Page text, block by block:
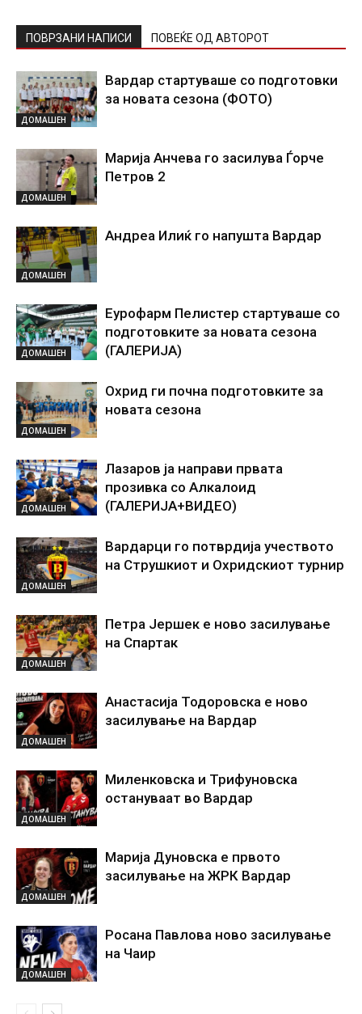
ПОВРЗАНИ НАПИСИ ПОВЕЌЕ ОД АВТОРОТ
ДОМАШЕН
Вардар стартуваше со подготовки
за новата сезона (ФОТО)
ДОМАШЕН
Марија Анчева го засилува Ѓорче
Петров 2
ДОМАШЕН
Андреа Илиќ го напушта Вардар
ДОМАШЕН
Еурофарм Пелистер стартуваше со
подготовките за новата сезона
(ГАЛЕРИЈА)
ДОМАШЕН
Охрид ги почна подготовките за
новата сезона
ДОМАШЕН
Лазаров ја направи првата
прозивка со Алкалоид
(ГАЛЕРИЈА+ВИДЕО)
ДОМАШЕН
Вардарци го потврдија учеството
на Струшкиот и Охридскиот турнир
ДОМАШЕН
Петра Јершек е ново засилување
на Спартак
ДОМАШЕН
Анастасија Тодоровска е ново
засилување на Вардар
ДОМАШЕН
Миленковска и Трифуновска
остануваат во Вардар
ДОМАШЕН
Марија Дуновска е првото
засилување на ЖРК Вардар
ДОМАШЕН
Росана Павлова ново засилување
на Чаир